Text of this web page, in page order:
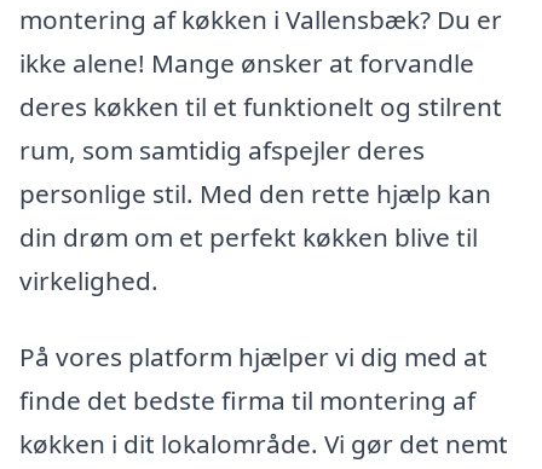
montering af køkken i Vallensbæk? Du er
ikke alene! Mange ønsker at forvandle
deres køkken til et funktionelt og stilrent
rum, som samtidig afspejler deres
personlige stil. Med den rette hjælp kan
din drøm om et perfekt køkken blive til
virkelighed.
På vores platform hjælper vi dig med at
finde det bedste firma til montering af
køkken i dit lokalområde. Vi gør det nemt